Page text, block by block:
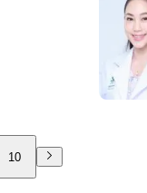
10